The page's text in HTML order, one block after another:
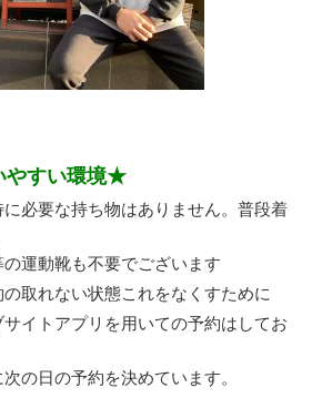
やすい環境★
必要な持ち物はありません。普段着
運動靴も不要でございます
取れない状態これをなくすために
イトアプリを用いての予約はしてお
の日の予約を決めています。